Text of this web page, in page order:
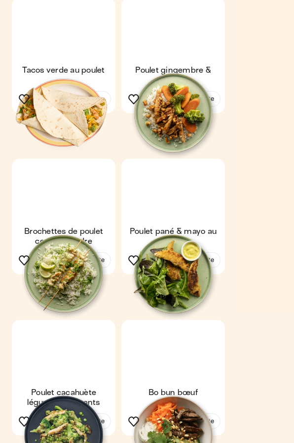
Tacos verde au poulet
Voir la recette
Poulet gingembre &
cajou
Voir la recette
Brochettes de poulet
coco coriandre
Voir la recette
Poulet pané & mayo au
wasabi
Voir la recette
Poulet cacahuète
légumes croquants
Voir la recette
Bo bun bœuf
Voir la recette